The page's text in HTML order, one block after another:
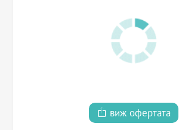
виж офертата